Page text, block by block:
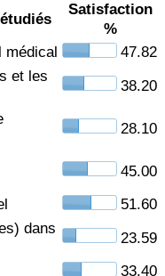
Satisfaction
%
médical
47.82
et les
38.20
28.10
45.00
51.60
dans
23.59
33.40